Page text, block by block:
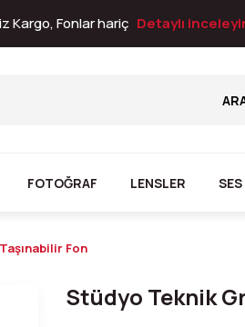
Kargo, Fonlar hariç Detaylı
FOTOĞRAF LENSLER SES
Fon
Stüdyo Teknik